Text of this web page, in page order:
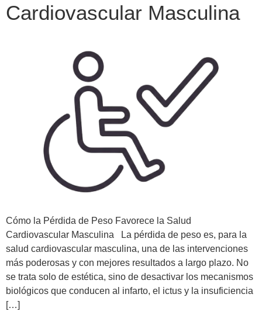
Cardiovascular Masculina
Cómo la Pérdida de Peso Favorece la Salud
Cardiovascular Masculina La pérdida de peso es, para la
salud cardiovascular masculina, una de las intervenciones
más poderosas y con mejores resultados a largo plazo. No
se trata solo de estética, sino de desactivar los mecanismos
biológicos que conducen al infarto, el ictus y la insuficiencia
[…]